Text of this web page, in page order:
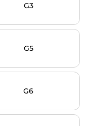
G3
G5
G6